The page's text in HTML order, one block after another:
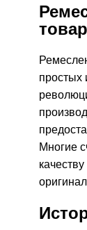
простых
Многие